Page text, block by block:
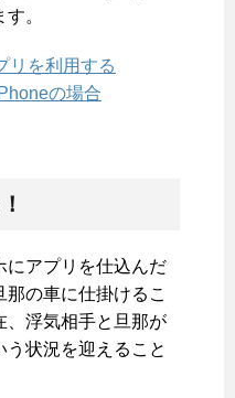
。
リを利用する
の場合
にアプリを仕込んだ
那の車に仕掛けるこ
、浮気相手と旦那が
状況を迎えること